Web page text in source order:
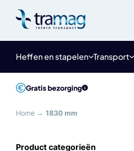
content
Heffen en stapelen Transport
Gratis bezorging
Home → 1830 mm